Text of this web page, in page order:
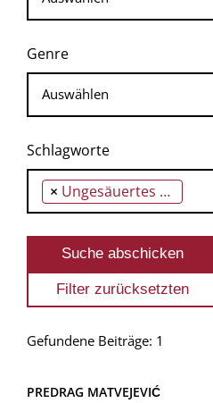
Genre
Schlagworte
× Ungesäuertes Brot
Gefundene Beiträge: 1
PREDRAG MATVEJEVIĆ